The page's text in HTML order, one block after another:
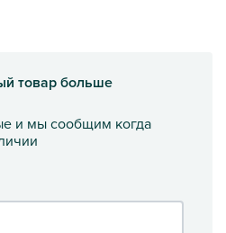
товар больше
и мы сообщим когда